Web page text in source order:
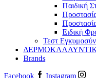
Παιδική
Ειδική
Τεστ
Brands
Facebook Instagram